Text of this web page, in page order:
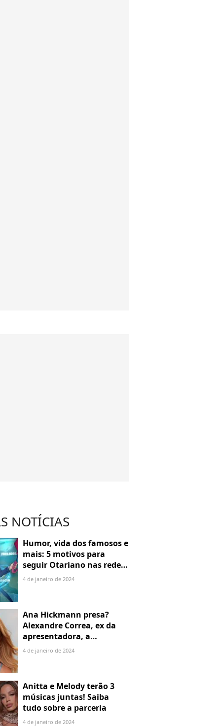
NOTÍCIAS
Humor, vida dos famosos e
mais: 5 motivos para
seguir Otariano nas redes
sociais
4 de janeiro de 2024
Ana Hickmann presa?
Alexandre Correa, ex da
apresentadora, a
denuncia por alienação
4 de janeiro de 2024
Anitta e Melody terão 3
músicas juntas! Saiba
tudo sobre a parceria
4 de janeiro de 2024